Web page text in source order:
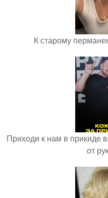
К старому
Приходи к нам в прикиде
от